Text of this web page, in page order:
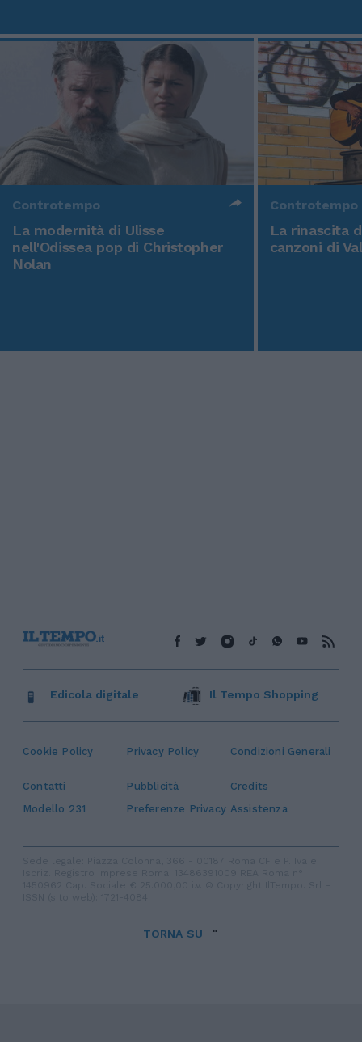
Controtempo
La modernità di Ulisse
nell'Odissea pop di Christopher
Nolan
Controtempo
La rinascita
canzoni di
Cookie Policy Privacy Policy Condizioni Generali
Contatti Pubblicità
Credits
Modello 231
Preferenze Privacy Assistenza
Edicola digitale Il Tempo Shopping
TORNA SU